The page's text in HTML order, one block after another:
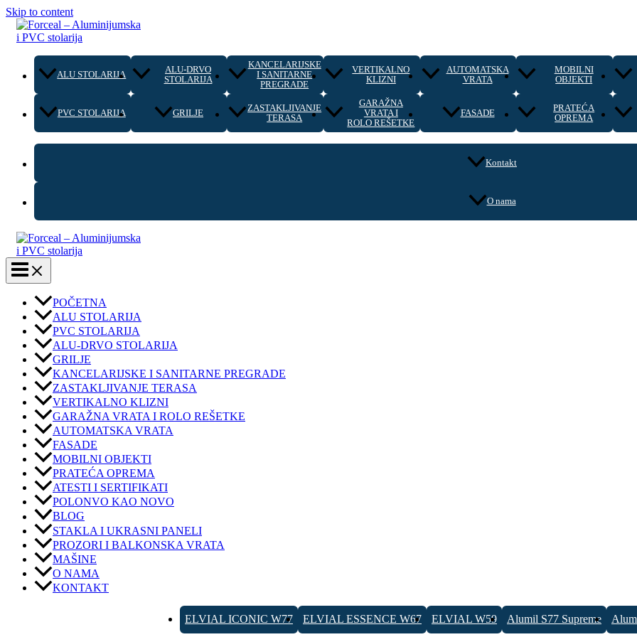
Skip to content
ALU STOLARIJA
ALU-DRVO
STOLARIJA
KANCELARIJSKE
I SANITARNE
PREGRADE
VERTIKALNO
KLIZNI
AUTOMATSKA
VRATA
MOBILNI
OBJEKTI
PVC STOLARIJA GRILJE
ZASTAKLJIVANJE
TERASA
GARAŽNA
VRATA I
ROLO REŠETKE
FASADE
PRATEĆA
OPREMA
Kontakt
O nama
POČETNA
ALU STOLARIJA
PVC STOLARIJA
ALU-DRVO STOLARIJA
GRILJE
KANCELARIJSKE I SANITARNE PREGRADE
ZASTAKLJIVANJE TERASA
VERTIKALNO KLIZNI
GARAŽNA VRATA I ROLO REŠETKE
AUTOMATSKA VRATA
FASADE
MOBILNI OBJEKTI
PRATEĆA OPREMA
ATESTI I SERTIFIKATI
POLONVO KAO NOVO
BLOG
STAKLA I UKRASNI PANELI
PROZORI I BALKONSKA VRATA
MAŠINE
O NAMA
KONTAKT
ELVIAL ICONIC W77 ELVIAL ESSENCE W67 ELVIAL W59 Alumil S77 Supreme